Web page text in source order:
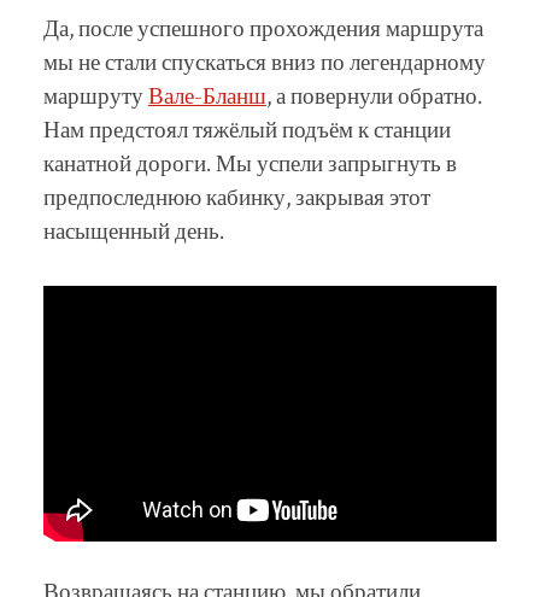
Да, после успешного прохождения маршрута
мы не стали спускаться вниз по легендарному
маршрутуВале-Бланш, а повернули обратно.
Нам предстоял тяжёлый подъём к станции
канатной дороги. Мы успели запрыгнуть в
предпоследнюю кабинку, закрывая этот
насыщенный день.